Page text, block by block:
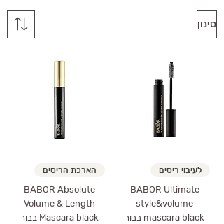
סינון
לעיבוי ריסים
BABOR Ultimate
style&volume
mascara black בבור
הארכת הריסים
BABOR Absolute
Volume & Length
Mascara black בבור